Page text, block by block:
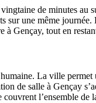
de minutes
une même
Gençay, tout en
La ville
de salle à Gençay
l’ensemble